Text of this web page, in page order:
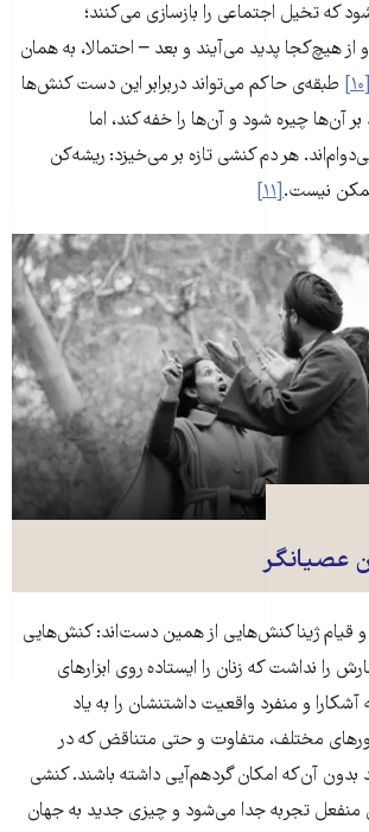
تخیل اجتماعی را بازسازی می‌کنند؛
هیچ‌کجا پدید می‌آیند و بعد – احتمالا، به همان
طبقه‌ی حاکم می‌تواند دربرابر این دست کنش‌ها
بر آن‌ها چیره شود و آن‌ها را خفه کند، اما
هر دم کنشی تازه بر می‌خیزد: ریشه‌کن
نیست.[۱۱]
عصیانگر
و قیام ژینا کنش‌هایی از همین دست‌اند: کنش‌هایی
را نداشت که زنان را ایستاده روی ابزارهای
و منفرد واقعیت داشتنشان را به یاد
مختلف، متفاوت و حتی متناقض که در
بدون آن‌که امکان گردهم‌آیی داشته باشند. کنشی
منفعل تجربه جدا می‌شود و چیزی جدید به جهان